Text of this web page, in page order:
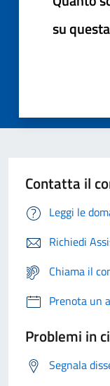
su
Contatta il
Leggi le
Richiedi
Chiama il
Prenota un
Problemi in
Segnala